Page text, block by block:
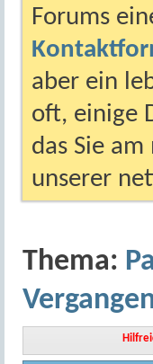
Forums
aber ein
oft, einige
das Sie
unserer
Thema: